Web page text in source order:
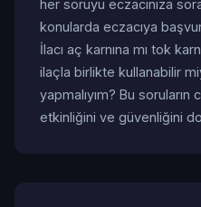
her soruyu eczacınıza
konularda eczacıya
İlacı aç karnına mı tok
ilaçla birlikte kullanabilir
yapmalıyım? Bu soruların
etkinliğini ve güvenliğini